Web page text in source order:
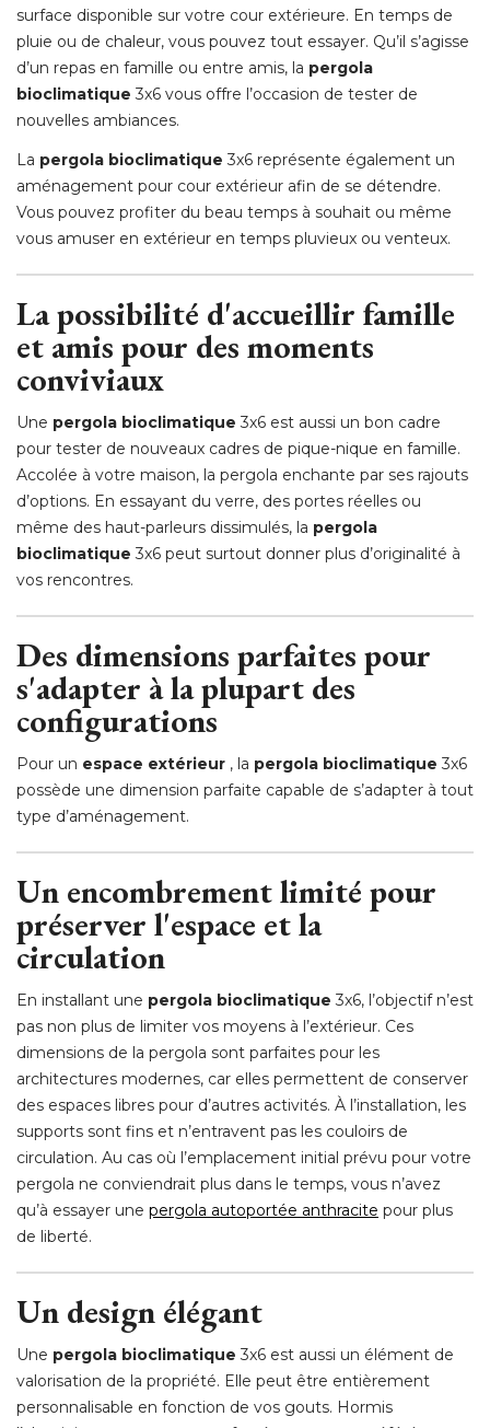
surface disponible sur votre cour extérieure. En temps de
pluie ou de chaleur, vous pouvez tout essayer. Qu’il s’agisse
d’un repas en famille ou entre amis, la pergola
bioclimatique 3x6 vous offre l’occasion de tester de
nouvelles ambiances.
La pergola bioclimatique 3x6 représente également un
aménagement pour cour extérieur afin de se détendre.
Vous pouvez profiter du beau temps à souhait ou même
vous amuser en extérieur en temps pluvieux ou venteux.
La possibilité d'accueillir famille
et amis pour des moments
conviviaux
Une pergola bioclimatique 3x6 est aussi un bon cadre
pour tester de nouveaux cadres de pique-nique en famille.
Accolée à votre maison, la pergola enchante par ses rajouts
d’options. En essayant du verre, des portes réelles ou
même des haut-parleurs dissimulés, la pergola
bioclimatique 3x6 peut surtout donner plus d’originalité à
vos rencontres.
Des dimensions parfaites pour
s'adapter à la plupart des
configurations
Pour un espace extérieur , la pergola bioclimatique 3x6
possède une dimension parfaite capable de s’adapter à tout
type d’aménagement.
Un encombrement limité pour
préserver l'espace et la
circulation
En installant une pergola bioclimatique 3x6, l’objectif n’est
pas non plus de limiter vos moyens à l’extérieur. Ces
dimensions de la pergola sont parfaites pour les
architectures modernes, car elles permettent de conserver
des espaces libres pour d’autres activités. À l’installation, les
supports sont fins et n’entravent pas les couloirs de
circulation. Au cas où l’emplacement initial prévu pour votre
pergola ne conviendrait plus dans le temps, vous n’avez
qu’à essayer une pergola autoportée anthracite pour plus
de liberté.
Un design élégant
Une pergola bioclimatique 3x6 est aussi un élément de
valorisation de la propriété. Elle peut être entièrement
personnalisable en fonction de vos gouts. Hormis